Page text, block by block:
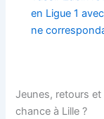
en Ligue 1
ne
Jeunes, retours
chance à Lille ?